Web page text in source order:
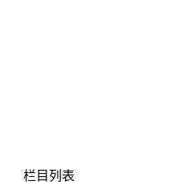
栏目列表